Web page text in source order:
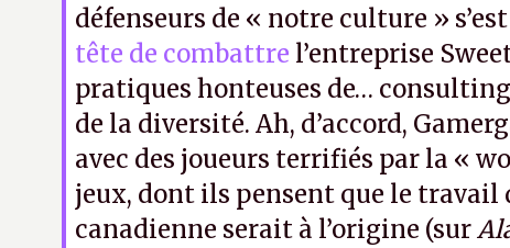
défenseurs de « notre culture »
tête de combattre l’entreprise
pratiques honteuses de…
de la diversité. Ah, d’accord,
avec des joueurs terrifiés par la «
jeux, dont ils pensent que le travail
canadienne serait à l’origine (sur